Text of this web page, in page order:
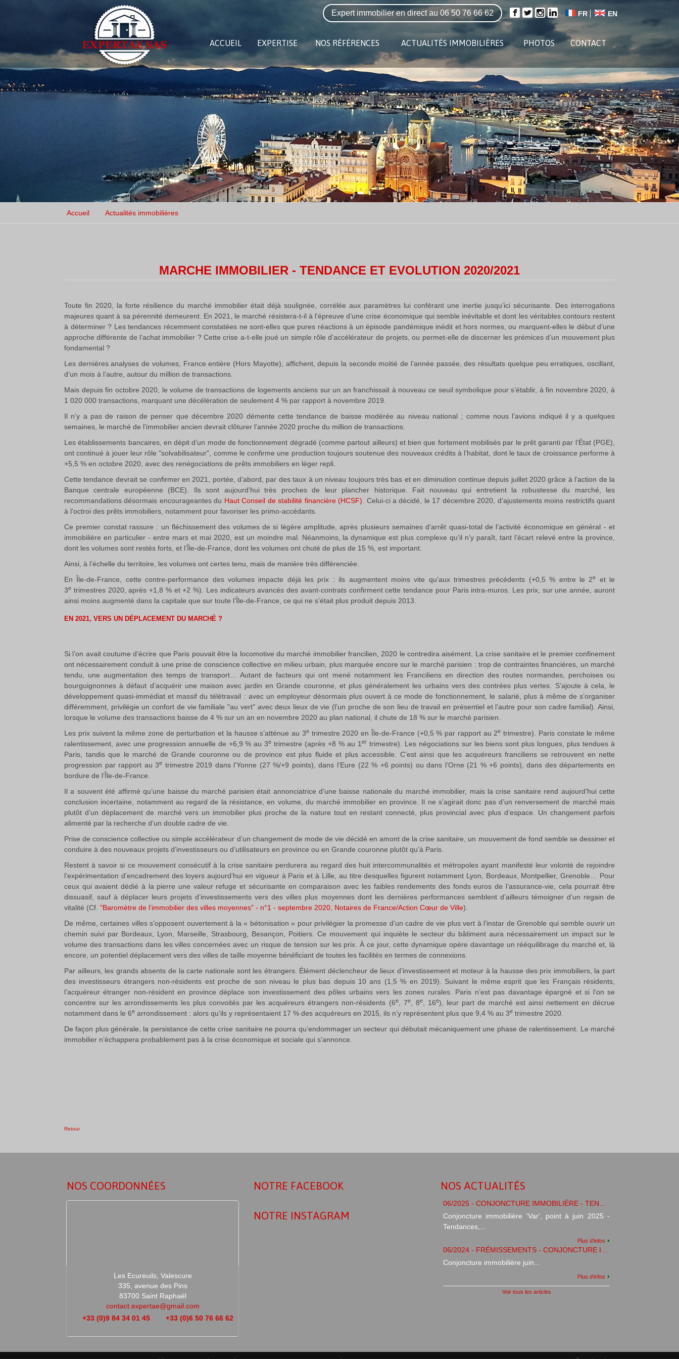
FR EN
Expert immobilier en direct au 06 50 76 66 62
ACCUEIL EXPERTISE NOS RÉFÉRENCES ACTUALITÉS IMMOBILIÈRES PHOTOS CONTACT
Accueil Actualités immobilières
MARCHE IMMOBILIER - TENDANCE ET EVOLUTION 2020/2021
Toute fin 2020, la forte résilience du marché immobilier était déjà soulignée, corrélée aux paramètres lui conférant une inertie jusqu’ici sécurisante. Des interrogations
majeures quant à sa pérennité demeurent. En 2021, le marché résistera-t-il à l’épreuve d’une crise économique qui semble inévitable et dont les véritables contours restent
à déterminer ? Les tendances récemment constatées ne sont-elles que pures réactions à un épisode pandémique inédit et hors normes, ou marquent-elles le début d’une
approche différente de l’achat immobilier ? Cette crise a-t-elle joué un simple rôle d’accélérateur de projets, ou permet-elle de discerner les prémices d’un mouvement plus
fondamental ?
Les dernières analyses de volumes, France entière (Hors Mayotte), affichent, depuis la seconde moitié de l’année passée, des résultats quelque peu erratiques, oscillant,
d’un mois à l’autre, autour du million de transactions.
Mais depuis fin octobre 2020, le volume de transactions de logements anciens sur un an franchissait à nouveau ce seuil symbolique pour s’établir, à fin novembre 2020, à
1 020 000 transactions, marquant une décélération de seulement 4 % par rapport à novembre 2019.
Il n’y a pas de raison de penser que décembre 2020 démente cette tendance de baisse modérée au niveau national ; comme nous l’avions indiqué il y a quelques
semaines, le marché de l’immobilier ancien devrait clôturer l’année 2020 proche du million de transactions.
Les établissements bancaires, en dépit d’un mode de fonctionnement dégradé (comme partout ailleurs) et bien que fortement mobilisés par le prêt garanti par l’État (PGE),
ont continué à jouer leur rôle "solvabilisateur", comme le confirme une production toujours soutenue des nouveaux crédits à l’habitat, dont le taux de croissance performe à
+5,5 % en octobre 2020, avec des renégociations de prêts immobiliers en léger repli.
Cette tendance devrait se confirmer en 2021, portée, d’abord, par des taux à un niveau toujours très bas et en diminution continue depuis juillet 2020 grâce à l’action de la
Banque centrale européenne (BCE). Ils sont aujourd’hui très proches de leur plancher historique. Fait nouveau qui entretient la robustesse du marché, les
recommandations désormais encourageantes du Haut Conseil de stabilité financière (HCSF) . Celui-ci a décidé, le 17 décembre 2020, d’ajustements moins restrictifs quant
à l’octroi des prêts immobiliers, notamment pour favoriser les primo-accédants.
Ce premier constat rassure : un fléchissement des volumes de si légère amplitude, après plusieurs semaines d’arrêt quasi-total de l’activité économique en général - et
immobilière en particulier - entre mars et mai 2020, est un moindre mal. Néanmoins, la dynamique est plus complexe qu’il n’y paraît, tant l’écart relevé entre la province,
dont les volumes sont restés forts, et l’Île-de-France, dont les volumes ont chuté de plus de 15 %, est important.
Ainsi, à l’échelle du territoire, les volumes ont certes tenu, mais de manière très différenciée.
En Île-de-France, cette contre-performance des volumes impacte déjà les prix : ils augmentent moins vite qu’aux trimestres précédents (+0,5 % entre le 2e
et le
3e trimestres 2020, après +1,8 % et +2 %). Les indicateurs avancés des avant-contrats confirment cette tendance pour Paris intra-muros. Les prix, sur une année, auront
ainsi moins augmenté dans la capitale que sur toute l’Île-de-France, ce qui ne s’était plus produit depuis 2013.
EN 2021, VERS UN DÉPLACEMENT DU MARCHÉ ?
Si l’on avait coutume d’écrire que Paris pouvait être la locomotive du marché immobilier francilien, 2020 le contredira aisément. La crise sanitaire et le premier confinement
ont nécessairement conduit à une prise de conscience collective en milieu urbain, plus marquée encore sur le marché parisien : trop de contraintes financières, un marché
tendu, une augmentation des temps de transport… Autant de facteurs qui ont mené notamment les Franciliens en direction des routes normandes, perchoises ou
bourguignonnes à défaut d’acquérir une maison avec jardin en Grande couronne, et plus généralement les urbains vers des contrées plus vertes. S’ajoute à cela, le
développement quasi-immédiat et massif du télétravail : avec un employeur désormais plus ouvert à ce mode de fonctionnement, le salarié, plus à même de s’organiser
différemment, privilégie un confort de vie familiale "au vert" avec deux lieux de vie (l’un proche de son lieu de travail en présentiel et l’autre pour son cadre familial). Ainsi,
lorsque le volume des transactions baisse de 4 % sur un an en novembre 2020 au plan national, il chute de 18 % sur le marché parisien.
Les prix suivent la même zone de perturbation et la hausse s’atténue au 3etrimestre 2020 en Île-de-France (+0,5 % par rapport au 2e trimestre). Paris constate le même
ralentissement, avec une progression annuelle de +6,9 % au 3e trimestre (après +8 % au 1 ertrimestre). Les négociations sur les biens sont plus longues, plus tendues à
Paris, tandis que le marché de Grande couronne ou de province est plus fluide et plus accessible. C’est ainsi que les acquéreurs franciliens se retrouvent en nette
progression par rapport au 3e trimestre 2019 dans l’Yonne (27 %/+9 points), dans l’Eure (22 % +6 points) ou dans l’Orne (21 % +6 points), dans des départements en
bordure de l’Île-de-France.
Il a souvent été affirmé qu’une baisse du marché parisien était annonciatrice d’une baisse nationale du marché immobilier, mais la crise sanitaire rend aujourd’hui cette
conclusion incertaine, notamment au regard de la résistance, en volume, du marché immobilier en province. Il ne s’agirait donc pas d’un renversement de marché mais
plutôt d’un déplacement de marché vers un immobilier plus proche de la nature tout en restant connecté, plus provincial avec plus d’espace. Un changement parfois
alimenté par la recherche d’un double cadre de vie.
Prise de conscience collective ou simple accélérateur d’un changement de mode de vie décidé en amont de la crise sanitaire, un mouvement de fond semble se dessiner et
conduire à des nouveaux projets d’investisseurs ou d’utilisateurs en province ou en Grande couronne plutôt qu’à Paris.
Restent à savoir si ce mouvement consécutif à la crise sanitaire perdurera au regard des huit intercommunalités et métropoles ayant manifesté leur volonté de rejoindre
l’expérimentation d’encadrement des loyers aujourd’hui en vigueur à Paris et à Lille, au titre desquelles figurent notamment Lyon, Bordeaux, Montpellier, Grenoble… Pour
ceux qui avaient dédié à la pierre une valeur refuge et sécurisante en comparaison avec les faibles rendements des fonds euros de l’assurance-vie, cela pourrait être
dissuasif, sauf à déplacer leurs projets d’investissements vers des villes plus moyennes dont les dernières performances semblent d’ailleurs témoigner d’un regain de
vitalité (Cf. "Baromètre de l’immobilier des villes moyennes" - n°1 - septembre 2020, Notaires de France/Action Cœur de Ville).
De même, certaines villes s’opposent ouvertement à la « bétonisation » pour privilégier la promesse d’un cadre de vie plus vert à l’instar de Grenoble qui semble ouvrir un
chemin suivi par Bordeaux, Lyon, Marseille, Strasbourg, Besançon, Poitiers. Ce mouvement qui inquiète le secteur du bâtiment aura nécessairement un impact sur le
volume des transactions dans les villes concernées avec un risque de tension sur les prix. À ce jour, cette dynamique opère davantage un rééquilibrage du marché et, là
encore, un potentiel déplacement vers des villes de taille moyenne bénéficiant de toutes les facilités en termes de connexions.
Par ailleurs, les grands absents de la carte nationale sont les étrangers. Élément déclencheur de lieux d’investissement et moteur à la hausse des prix immobiliers, la part
des investisseurs étrangers non-résidents est proche de son niveau le plus bas depuis 10 ans (1,5 % en 2019). Suivant le même esprit que les Français résidents,
l’acquéreur étranger non-résident en province déplace son investissement des pôles urbains vers les zones rurales. Paris n’est pas davantage épargné et si l’on se
concentre sur les arrondissements les plus convoités par les acquéreurs étrangers non-résidents (6e, 7e, 8e, 16e), leur part de marché est ainsi nettement en décrue
notamment dans le 6e arrondissement : alors qu’ils y représentaient 17 % des acquéreurs en 2015, ils n’y représentent plus que 9,4 % au 3e trimestre 2020.
De façon plus générale, la persistance de cette crise sanitaire ne pourra qu’endommager un secteur qui débutait mécaniquement une phase de ralentissement. Le marché
immobilier n’échappera probablement pas à la crise économique et sociale qui s’annonce.
Retour
NOS COORDONNÉES
Les Ecureuils, Valescure
335, avenue des Pins
83700 Saint Raphaël
contact.expertae@gmail.com
+33 (0)9 84 34 01 45
+33 (0)6 50 76 66 62
NOTRE FACEBOOK
NOTRE INSTAGRAM
NOS ACTUALITÉS
Conjoncture immobilière 'Var', point à juin 2025 -
Tendances,...
Plus d'infos
Conjoncture immobilière juin...
Plus d'infos
Voir tous les articles